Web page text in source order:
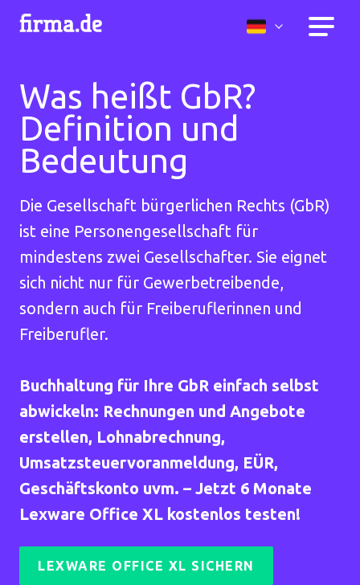
Was heißt GbR?
Definition und
Bedeutung
Die Gesellschaft bürgerlichen Rechts (GbR)
ist eine Personengesellschaft für
mindestens zwei Gesellschafter. Sie eignet
sich nicht nur für Gewerbetreibende,
sondern auch für Freiberuflerinnen und
Freiberufler.
Buchhaltung für Ihre GbR einfach selbst
abwickeln: Rechnungen und Angebote
erstellen, Lohnabrechnung,
Umsatzsteuervoranmeldung, EÜR,
Geschäftskonto uvm. – Jetzt 6 Monate
Lexware Office XL kostenlos testen!
LEXWARE OFFICE XL SICHERN